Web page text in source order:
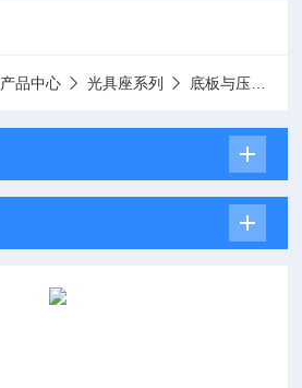
产品中心 光具座系列 底板与压板